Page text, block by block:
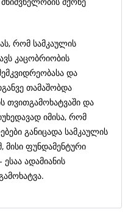
რომ სამკაულის
კაცობრიობის
და
თამაშობდა
თვითგამოხატვაში და
იმისა, რომ
განიცადა სამკაულის
მისი ფუნდამენტური
ადამიანის